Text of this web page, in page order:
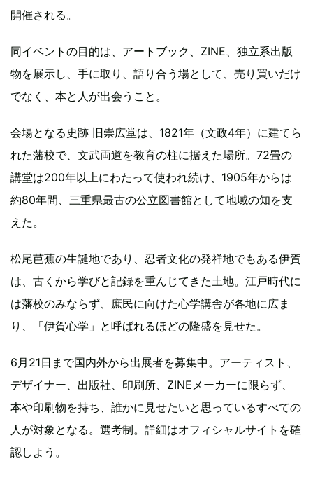
開催される。
同イベントの目的は、アートブック、ZINE、独立系出版
物を展示し、手に取り、語り合う場として、売り買いだけ
でなく、本と人が出会うこと。
会場となる史跡 旧崇広堂は、1821年（文政4年）に建てら
れた藩校で、文武両道を教育の柱に据えた場所。72畳の
講堂は200年以上にわたって使われ続け、1905年からは
約80年間、三重県最古の公立図書館として地域の知を支
えた。
松尾芭蕉の生誕地であり、忍者文化の発祥地でもある伊賀
は、古くから学びと記録を重んじてきた土地。江戸時代に
は藩校のみならず、庶民に向けた心学講舎が各地に広ま
り、「伊賀心学」と呼ばれるほどの隆盛を見せた。
6月21日まで国内外から出展者を募集中。アーティスト、
デザイナー、出版社、印刷所、ZINEメーカーに限らず、
本や印刷物を持ち、誰かに見せたいと思っているすべての
人が対象となる。選考制。詳細はオフィシャルサイトを確
認しよう。